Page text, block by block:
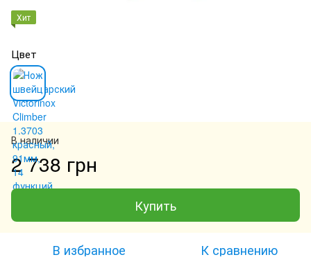
Хит
Цвет
В наличии
2 738 грн
Купить
В избранное К сравнению